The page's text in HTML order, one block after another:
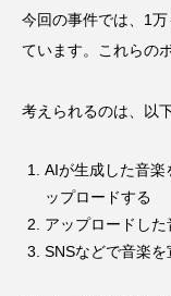
今回の事件では、1
ています。これらの
考えられるのは、以
AIが生成した音楽
ップロードする
アップロードし
SNSなどで音楽